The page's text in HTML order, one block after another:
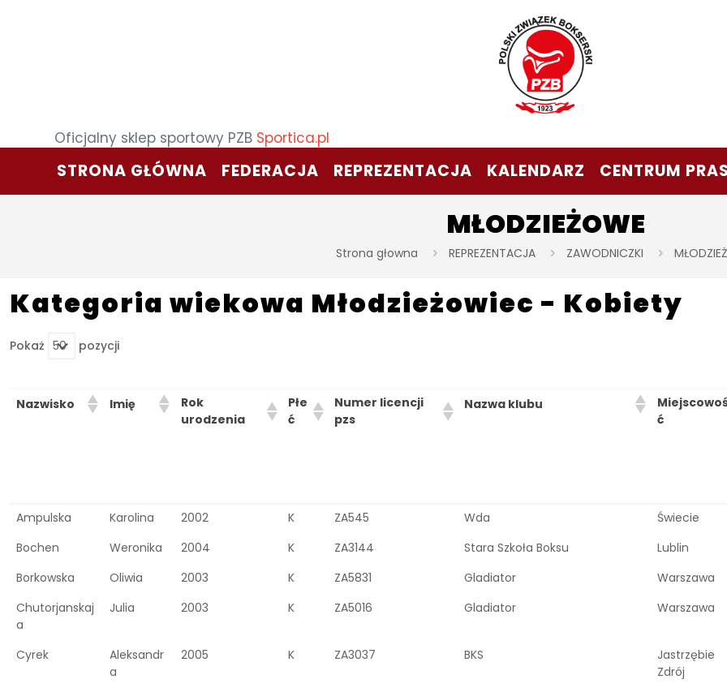
Oficjalny sklep sportowy PZB Sportica.pl
STRONA GŁÓWNA FEDERACJA REPREZENTACJA KALENDARZ CENTRUM
MŁODZIEŻOWE
Strona głowna REPREZENTACJA ZAWODNICZKI
Kategoria wiekowa Młodzieżowiec - Kobiety
Pokaż pozycji
Nazwisko Imię
Rok
urodzenia
Płe
ć
Numer licencji
pzs
Nazwa klubu
ć
Ampulska Karolina 2002 K ZA545 Wda
Świecie
Bochen
Weronika 2004 K ZA3144 Stara Szkoła Boksu
Lublin
Borkowska
Oliwia 2003 K ZA5831 Gladiator
Warszawa
Chutorjanskaj
a
Julia 2003 K ZA5016 Gladiator Warszawa
Cyrek
Aleksandr
a
2005 K ZA3037 BKS
Jastrzębie
Zdrój